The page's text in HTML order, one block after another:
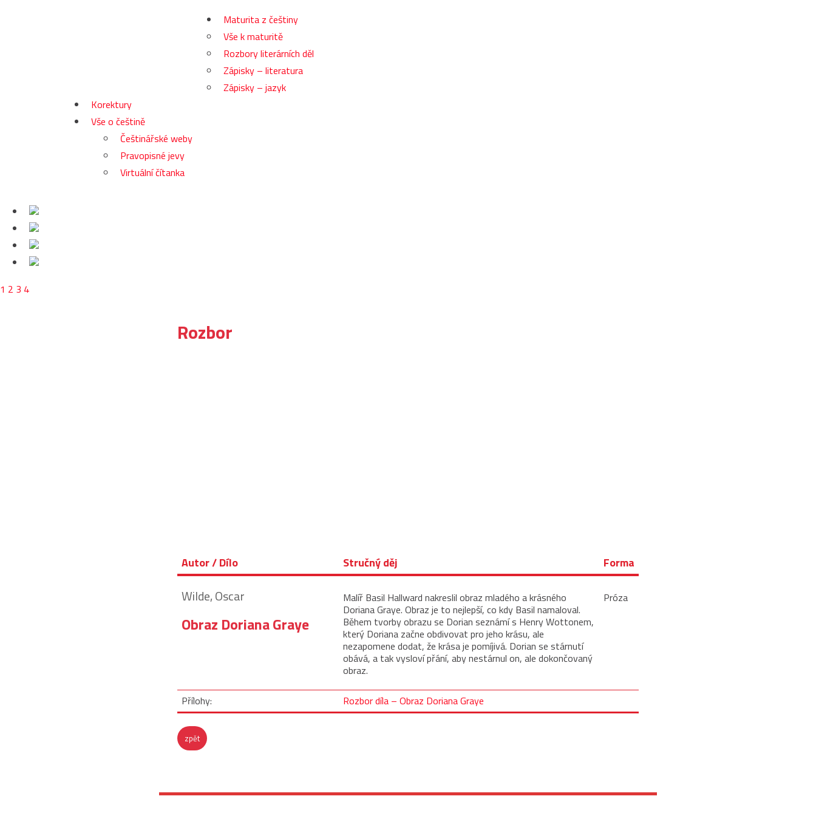
Maturita z češtiny
Vše k maturitě
Rozbory literárních děl
Zápisky – literatura
Zápisky – jazyk
Korektury
Vše o češtině
Češtinářské weby
Pravopisné jevy
Virtuální čítanka
1 2 3 4
Rozbor
Autor / Dílo Stručný děj Forma
Wilde, Oscar
Obraz Doriana Graye
Malíř Basil Hallward nakreslil obraz mladého a krásného
Doriana Graye. Obraz je to nejlepší, co kdy Basil namaloval.
Během tvorby obrazu se Dorian seznámí s Henry Wottonem,
který Doriana začne obdivovat pro jeho krásu, ale
nezapomene dodat, že krása je pomíjivá. Dorian se stárnutí
obává, a tak vysloví přání, aby nestárnul on, ale dokončovaný
obraz.
Próza
Přílohy: Rozbor díla – Obraz Doriana Graye
zpět